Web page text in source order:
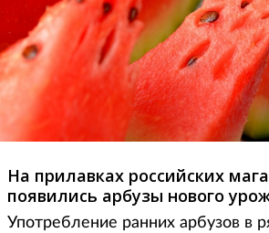
На прилавках российских
появились арбузы нового
Употребление ранних арбузов в